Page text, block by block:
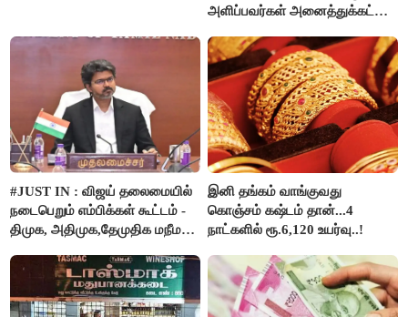
அளிப்பவர்கள் அனைத்துக்கட்சி
பங்கேற்பார்கள் - மாணிக்கம்
தாகூர்..!!
#JUST IN : விஜய் தலைமையில்
நடைபெறும் எம்பிக்கள் கூட்டம் -
திமுக, அதிமுக,தேமுதிக மநீம
இனி தங்கம் வாங்குவது
கொஞ்சம் கஷ்டம் தான்...4
நாட்களில் ரூ.6,120 உயர்வு..!